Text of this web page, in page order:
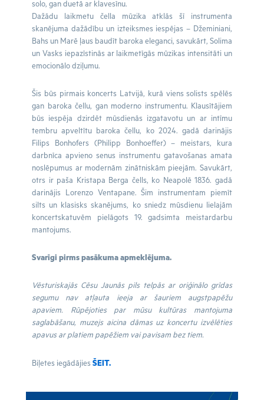
solo, gan duetā ar klavesīnu.
Dažādu laikmetu čella mūzika atklās šī instrumenta
skanējuma dažādību un izteiksmes iespējas – Džeminiani,
Bahs un Marē ļaus baudīt baroka eleganci, savukārt, Solima
un Vasks iepazīstinās ar laikmetīgās mūzikas intensitāti un
emocionālo dziļumu.
Šis būs pirmais koncerts Latvijā, kurā viens solists spēlēs
gan baroka čellu, gan moderno instrumentu. Klausītājiem
būs iespēja dzirdēt mūsdienās izgatavotu un ar intīmu
tembru apveltītu baroka čellu, ko 2024. gadā darinājis
Filips Bonhofers (Philipp Bonhoeffer) – meistars, kura
darbnīca apvieno senus instrumentu gatavošanas amata
noslēpumus ar modernām zinātniskām pieejām. Savukārt,
otrs ir paša Kristapa Berga čells, ko Neapolē 1836. gadā
darinājis Lorenzo Ventapane. Šim instrumentam piemīt
silts un klasisks skanējums, ko sniedz mūsdienu lielajām
koncertskatuvēm pielāgots 19. gadsimta meistardarbu
mantojums.
Svarīgi pirms pasākuma apmeklējuma.
Vēsturiskajās Cēsu Jaunās pils telpās ar oriģinālo grīdas
segumu nav atļauta ieeja ar šauriem augstpapēžu
apaviem. Rūpējoties par mūsu kultūras mantojuma
saglabāšanu, muzejs aicina dāmas uz koncertu izvēlēties
apavus ar platiem papēžiem vai pavisam bez tiem.
Biļetes iegādājies ŠEIT.